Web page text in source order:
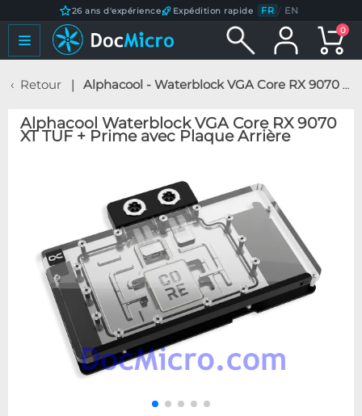
26 ans d'expérience Expédition rapide FR / EN
0
Retour Alphacool - Waterblock VGA Core RX 9070 XT TUF + Prime avec Plaque Arrière
Alphacool Waterblock VGA Core RX 9070
XT TUF + Prime avec Plaque Arrière